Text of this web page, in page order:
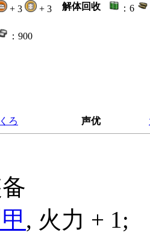
+ 3 + 3 解体回收 ：6
：900
ろ 声优
, 火力 + 1;